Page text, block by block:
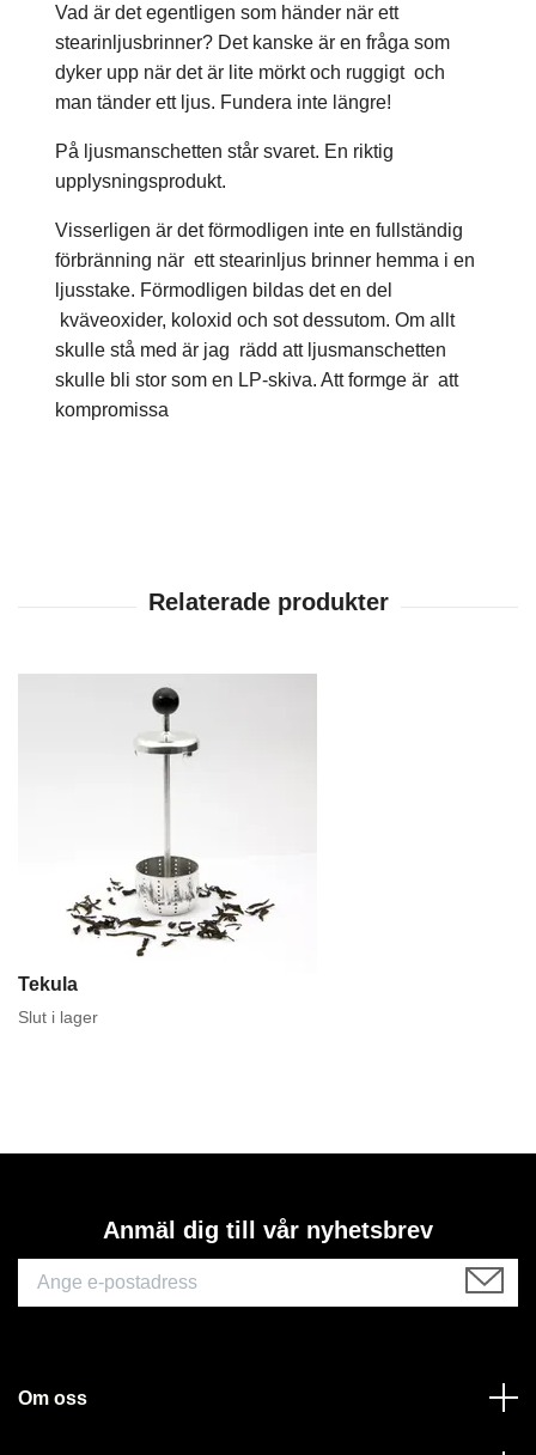
Vad är det egentligen som händer när ett
stearinljusbrinner? Det kanske är en fråga som
dyker upp när det är lite mörkt och ruggigt och
man tänder ett ljus. Fundera inte längre!
På ljusmanschetten står svaret. En riktig
upplysningsprodukt.
Visserligen är det förmodligen inte en fullständig
förbränning när ett stearinljus brinner hemma i en
ljusstake. Förmodligen bildas det en del
kväveoxider, koloxid och sot dessutom. Om allt
skulle stå med är jag rädd att ljusmanschetten
skulle bli stor som en LP-skiva. Att formge är att
kompromissa
Tekula
Slut i lager
Anmäl dig till vår nyhetsbrev
Om oss